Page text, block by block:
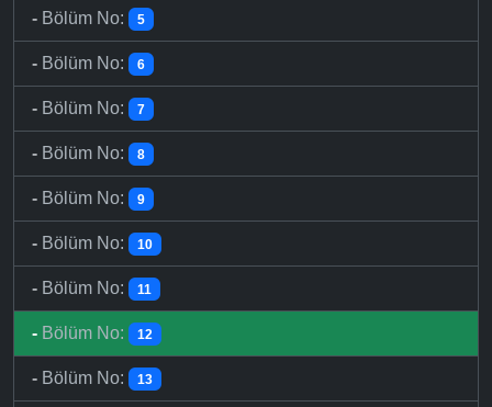
- Bölüm No: 5
- Bölüm No: 6
- Bölüm No: 7
- Bölüm No: 8
- Bölüm No: 9
- Bölüm No: 10
- Bölüm No: 11
- Bölüm No: 12
- Bölüm No: 13